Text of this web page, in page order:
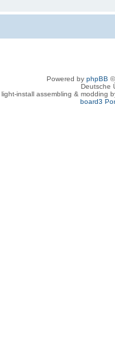
Powered by phpBB
Deutsche
light-install assembling & modding
board3